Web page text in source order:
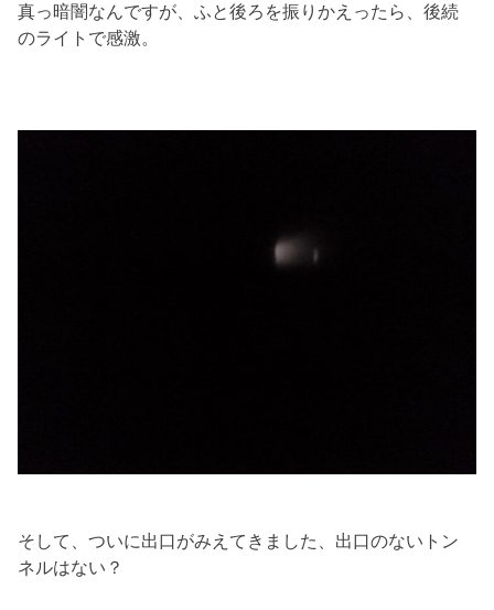
真っ暗闇なんですが、ふと後ろを振りかえったら、後続
のライトで感激。
そして、ついに出口がみえてきました、出口のないトン
ネルはない？